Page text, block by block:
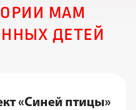
мам
детей
«Синей птицы»